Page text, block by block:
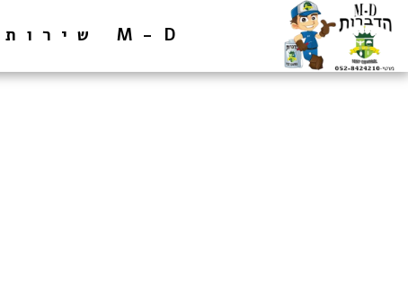
M-D שירותי הדברה